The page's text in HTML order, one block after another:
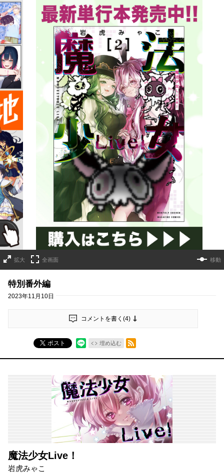
詳細ページへのリンク
拡大 全画面 移動
特別番外編
2023年11月10日
コメントを書く(4)
ポスト 埋め込む
RSSフィード
魔法少女Live！
岩虎みゃこ